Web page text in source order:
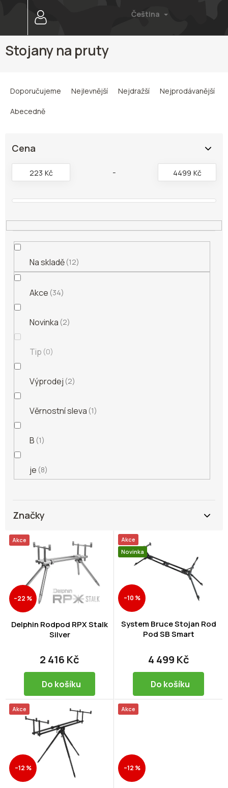
Čeština
Stojany na pruty
e
ů
Doporučujeme Nejlevnější Nejdražší Nejprodávanější
Abecedně
Cena
223 Kč 4499 Kč
Na skladě 12
Akce 34
Novinka 2
Tip 0
Výprodej 2
Věrnostní sleva 1
B 1
je 8
Značky
V
ý
p
Akce
–22 %
Delphin Rodpod RPX Stalk
Silver
2 416 Kč
Do košíku
Akce
Novinka
–10 %
System Bruce Stojan Rod
Pod SB Smart
4 499 Kč
Do košíku
Akce
–12 %
Akce
–12 %